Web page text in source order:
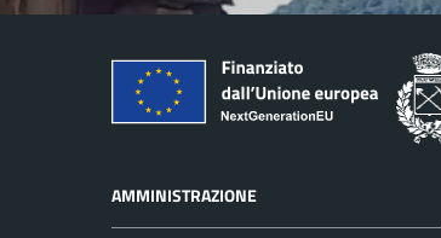
AMMINISTRAZIONE